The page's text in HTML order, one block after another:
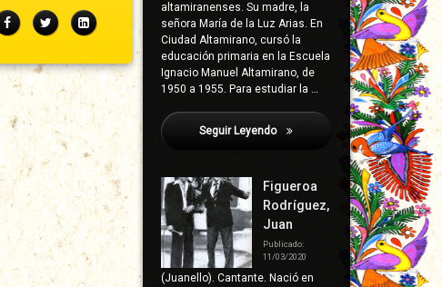
FacebookTwitterLinkedIn
altamiranenses. Su madre, la
señora María de la Luz Arias. En
Ciudad Altamirano, cursó la
educación primaria en la Escuela
Ignacio Manuel Altamirano, de
1950 a 1955. Para estudiar la …
Seguir Leyendo Franco Ruiz, Fidel
Figueroa
Rodríguez,
Juan
Publicado:
11/03/2020
(Juanello). Cantante. Nació en